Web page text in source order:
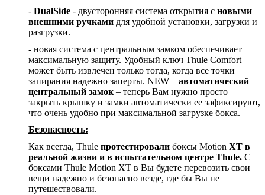
- DualSide - двусторонняя система открытия с новыми
внешними ручками для удобной установки, загрузки и
разгрузки.
- новая система с центральным замком обеспечивает
максимальную защиту. Удобный ключ Thule Comfort
может быть извлечен только тогда, когда все точки
запирания надежно заперты. NEW – автоматический
центральный замок – теперь Вам нужно просто
закрыть крышку и замки автоматически ее зафиксируют,
что очень удобно при максимальной загрузке бокса.
Безопасность:
Как всегда, Thule протестировали боксы Motion XT в
реальной жизни и в испытательном центре Thule. С
боксами Thule Motion XT в Вы будете перевозить свои
вещи надежно и безопасно везде, где бы Вы не
путешествовали.